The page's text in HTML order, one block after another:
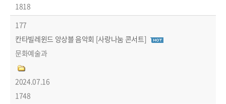
1818
177
칸타빌레윈드 앙상블 음악회 [사랑나눔 콘서트]
문화예술과
2024.07.16
1748